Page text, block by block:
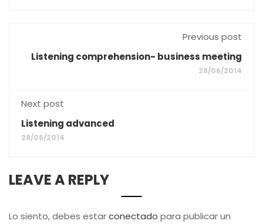
Previous post
Listening comprehension- business meeting
28/06/2014
Next post
Listening advanced
28/06/2014
LEAVE A REPLY
Lo siento, debes estarconectado para publicar un